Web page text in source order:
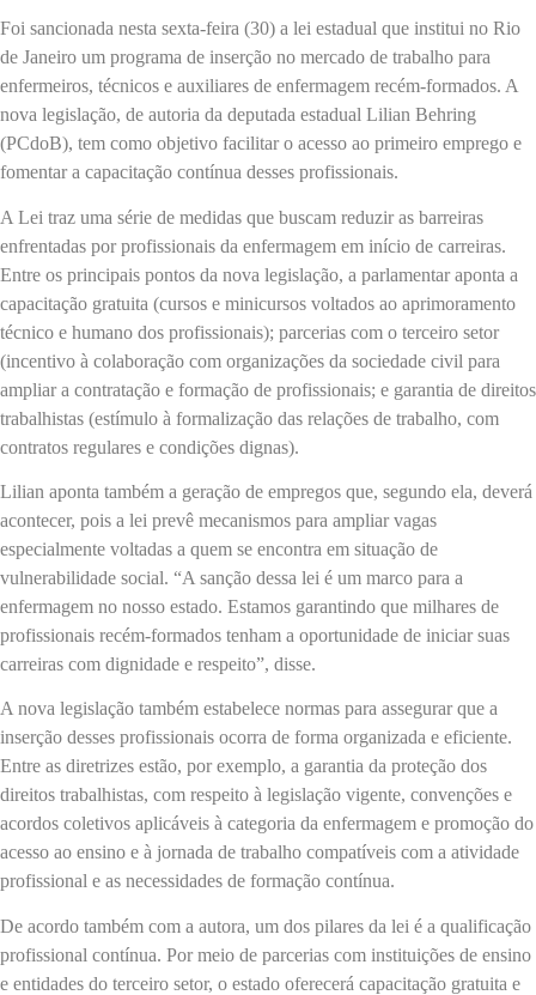
Foi sancionada nesta sexta-feira (30) a lei estadual que institui no Rio
de Janeiro um programa de inserção no mercado de trabalho para
enfermeiros, técnicos e auxiliares de enfermagem recém-formados. A
nova legislação, de autoria da deputada estadual Lilian Behring
(PCdoB), tem como objetivo facilitar o acesso ao primeiro emprego e
fomentar a capacitação contínua desses profissionais.
A Lei traz uma série de medidas que buscam reduzir as barreiras
enfrentadas por profissionais da enfermagem em início de carreiras.
Entre os principais pontos da nova legislação, a parlamentar aponta a
capacitação gratuita (cursos e minicursos voltados ao aprimoramento
técnico e humano dos profissionais); parcerias com o terceiro setor
(incentivo à colaboração com organizações da sociedade civil para
ampliar a contratação e formação de profissionais; e garantia de direitos
trabalhistas (estímulo à formalização das relações de trabalho, com
contratos regulares e condições dignas).
Lilian aponta também a geração de empregos que, segundo ela, deverá
acontecer, pois a lei prevê mecanismos para ampliar vagas
especialmente voltadas a quem se encontra em situação de
vulnerabilidade social. “A sanção dessa lei é um marco para a
enfermagem no nosso estado. Estamos garantindo que milhares de
profissionais recém-formados tenham a oportunidade de iniciar suas
carreiras com dignidade e respeito”, disse.
A nova legislação também estabelece normas para assegurar que a
inserção desses profissionais ocorra de forma organizada e eficiente.
Entre as diretrizes estão, por exemplo, a garantia da proteção dos
direitos trabalhistas, com respeito à legislação vigente, convenções e
acordos coletivos aplicáveis à categoria da enfermagem e promoção do
acesso ao ensino e à jornada de trabalho compatíveis com a atividade
profissional e as necessidades de formação contínua.
De acordo também com a autora, um dos pilares da lei é a qualificação
profissional contínua. Por meio de parcerias com instituições de ensino
e entidades do terceiro setor, o estado oferecerá capacitação gratuita e